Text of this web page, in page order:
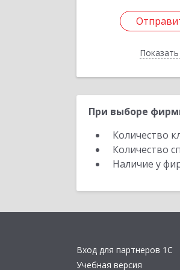
При выборе
Количество
Количество
Наличие у
Вход для партнеров 1С
Учебная версия